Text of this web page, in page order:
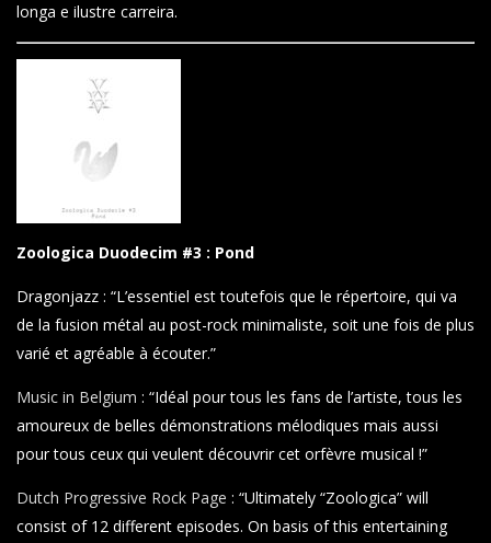
longa e ilustre carreira.
Zoologica Duodecim #3 : Pond
Dragonjazz : “L’essentiel est toutefois que le répertoire, qui va
de la fusion métal au post-rock minimaliste, soit une fois de plus
varié et agréable à écouter.”
Music in Belgium : “Idéal pour tous les fans de l’artiste, tous les
amoureux de belles démonstrations mélodiques mais aussi
pour tous ceux qui veulent découvrir cet orfèvre musical !”
Dutch Progressive Rock Page : “Ultimately “Zoologica” will
consist of 12 different episodes. On basis of this entertaining